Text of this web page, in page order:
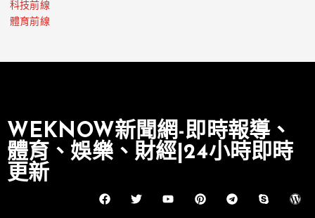
科技前線
體育前線
WEKNOW新聞網-即時報導、
體育、娛樂、財經|24小時即時
更新